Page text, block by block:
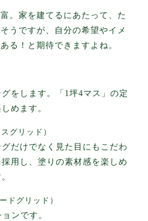
。家を建てるにあたって、た
うですが、自分の希望やイメ
る！と期待できますよね。
をします。「1坪4マス」の定
めます。
グリッド）
だけでなく見た目にもこだわ
用し、塗りの素材感を楽しめ
ドグリッド）
ンです。